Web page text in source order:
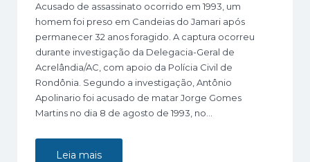
Acusado de assassinato ocorrido em 1993, um
homem foi preso em Candeias do Jamari após
permanecer 32 anos foragido. A captura ocorreu
durante investigação da Delegacia-Geral de
Acrelândia/AC, com apoio da Polícia Civil de
Rondônia. Segundo a investigação, Antônio
Apolinario foi acusado de matar Jorge Gomes
Martins no dia 8 de agosto de 1993, no…
Leia mais